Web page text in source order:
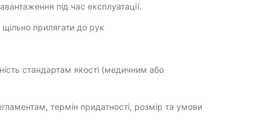
під час експлуатації.
прилягати до рук
стандартам якості (медичним або
термін придатності, розмір та умови